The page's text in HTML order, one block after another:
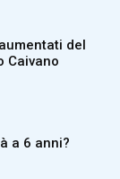
del
Caivano
a 6 anni?